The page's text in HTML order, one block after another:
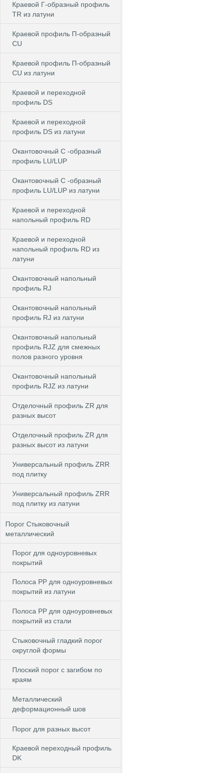
Краевой Г-образный профиль
TR из латуни
Краевой профиль П-образный
CU
Краевой профиль П-образный
CU из латуни
Краевой и переходной
профиль DS
Краевой и переходной
профиль DS из латуни
Окантовочный С -образный
профиль LU/LUP
Окантовочный С -образный
профиль LU/LUP из латуни
Краевой и переходной
напольный профиль RD
Краевой и переходной
напольный профиль RD из
латуни
Окантовочный напольный
профиль RJ
Окантовочный напольный
профиль RJ из латуни
Окантовочный напольный
профиль RJZ для смежных
полов разного уровня
Окантовочный напольный
профиль RJZ из латуни
Отделочный профиль ZR для
разных высот
Отделочный профиль ZR для
разных высот из латуни
Универсальный профиль ZRR
под плитку
Универсальный профиль ZRR
под плитку из латуни
Порог Стыковочный
металлический
Порог для одноуровневых
покрытий
Полоса PP для одноуровневых
покрытий из латуни
Полоса PP для одноуровневых
покрытий из стали
Стыковочный гладкий порог
округлой формы
Плоский порог с загибом по
краям
Металлический
деформационный шов
Порог для разных высот
Краевой переходный профиль
DK